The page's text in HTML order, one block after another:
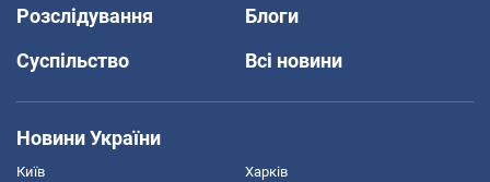
Розслідування
Блоги
Суспільство
Всі новини
Новини України
Київ Харків